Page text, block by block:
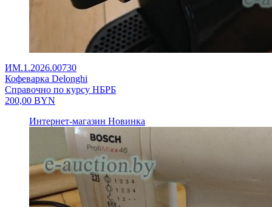
ИМ.1.2026.00730
Кофеварка Delonghi
Справочно по курсу НБРБ
200,00 BYN
Интернет-магазин Новинка